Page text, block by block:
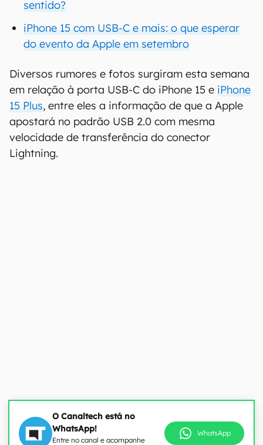
sentido?
iPhone 15 com USB-C e mais: o que esperar
do evento da Apple em setembro
Diversos rumores e fotos surgiram esta semana
em relação à porta USB-C do iPhone 15 e iPhone
15 Plus, entre eles a informação de que a Apple
apostará no padrão USB 2.0 com mesma
velocidade de transferência do conector
Lightning.
O Canaltech está no
WhatsApp!
Entre no canal e acompanhe
WhatsApp